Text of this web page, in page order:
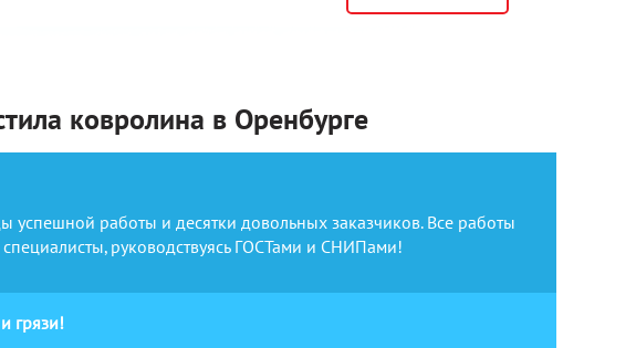
ковролина в Оренбурге
работы и десятки довольных заказчиков. Все работы
руководствуясь ГОСТами и СНИПами!
грязи!